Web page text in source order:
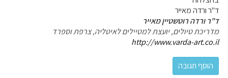
ד"ר ורדה מאייר
ד"ר ורדה רוטשטיין מאייר
מדריכת טיולים, יועצת למטיילים לאיטליה, צרפת וספרד
http://www.varda-art.co.il